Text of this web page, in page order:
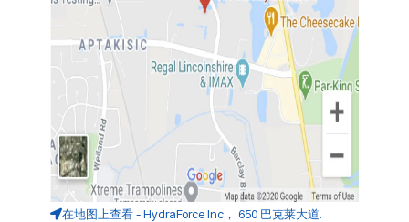
在地图上查看 - HydraForce Inc， 650 巴克莱大道.